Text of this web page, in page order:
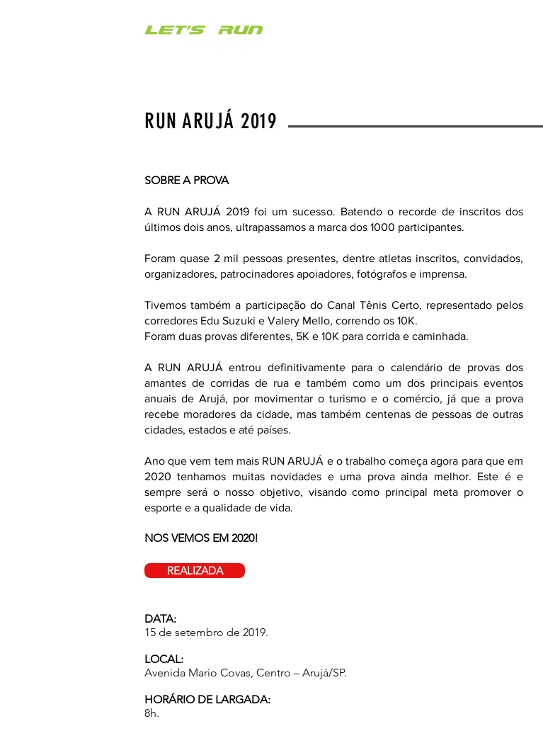
RUN ARUJÁ 2019
SOBRE A PROVA
A RUN ARUJÁ 2019 foi um sucesso. Batendo o recorde de inscritos dos
últimos dois anos, ultrapassamos a marca dos 1000 participantes.
Foram quase 2 mil pessoas presentes, dentre atletas inscritos, convidados,
organizadores, patrocinadores apoiadores, fotógrafos e imprensa.
Tivemos também a participação do Canal Tênis Certo, representado pelos
corredores Edu Suzuki e Valery Mello, correndo os 10K.
Foram duas provas diferentes, 5K e 10K para corrida e caminhada.
A RUN ARUJÁ entrou definitivamente para o calendário de provas dos
amantes de corridas de rua e também como um dos principais eventos
anuais de Arujá, por movimentar o turismo e o comércio, já que a prova
recebe moradores da cidade, mas também centenas de pessoas de outras
cidades, estados e até países.
Ano que vem tem mais RUN ARUJÁ e o trabalho começa agora para que em
2020 tenhamos muitas novidades e uma prova ainda melhor. Este é e
sempre será o nosso objetivo, visando como principal meta promover o
esporte e a qualidade de vida.
NOS VEMOS EM 2020!
REALIZADA
DATA:
15 de setembro de 2019.
LOCAL:
Avenida Mario Covas, Centro – Arujá/SP.
HORÁRIO DE LARGADA:
8h.